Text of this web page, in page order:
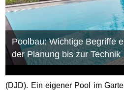
Poolbau: Wichtige Begriffe
der Planung bis zur Technik
(DJD). Ein eigener Pool im